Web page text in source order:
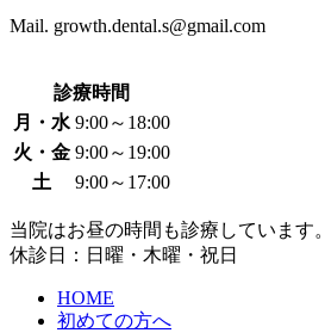
Mail. growth.dental.s@gmail.com
診療時間
月・水 9:00～18:00
火・金 9:00～19:00
土
9:00～17:00
当院はお昼の時間も診療しています。
休診日：日曜・木曜・祝日
HOME
初めての方へ